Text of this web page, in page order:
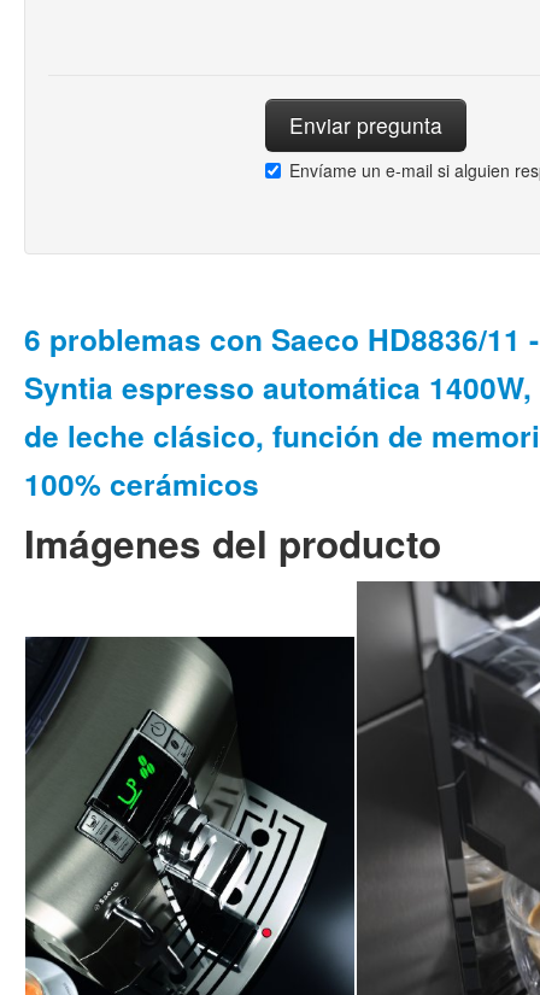
Envíame un e-mail si alguien
6 problemas con Saeco HD8836/11
Syntia espresso automática
de leche clásico, función de
100% cerámicos
Imágenes del producto